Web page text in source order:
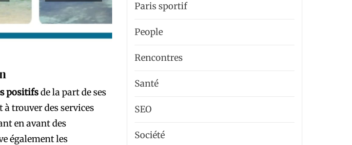
positifsde la part de ses
trouver des services
en avant des
également les
Paris sportif
People
Rencontres
Santé
SEO
Société